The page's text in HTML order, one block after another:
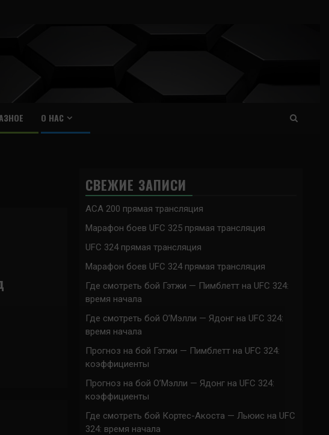
О НАС
СВЕЖИЕ ЗАПИСИ
ACA 200 прямая трансляция
Марафон боев UFC 325 прямая трансляция
UFC 324 прямая трансляция
Марафон боев UFC 324 прямая трансляция
Где смотреть бой Гэтжи — Пимблетт на UFC 324:
время начала
Где смотреть бой О’Мэлли — Ядонг на UFC 324:
время начала
Прогноз на бой Гэтжи — Пимблетт на UFC 324:
коэффициенты
Прогноз на бой О’Мэлли — Ядонг на UFC 324:
коэффициенты
Где смотреть бой Кортес-Акоста — Льюис на UFC
324: время начала